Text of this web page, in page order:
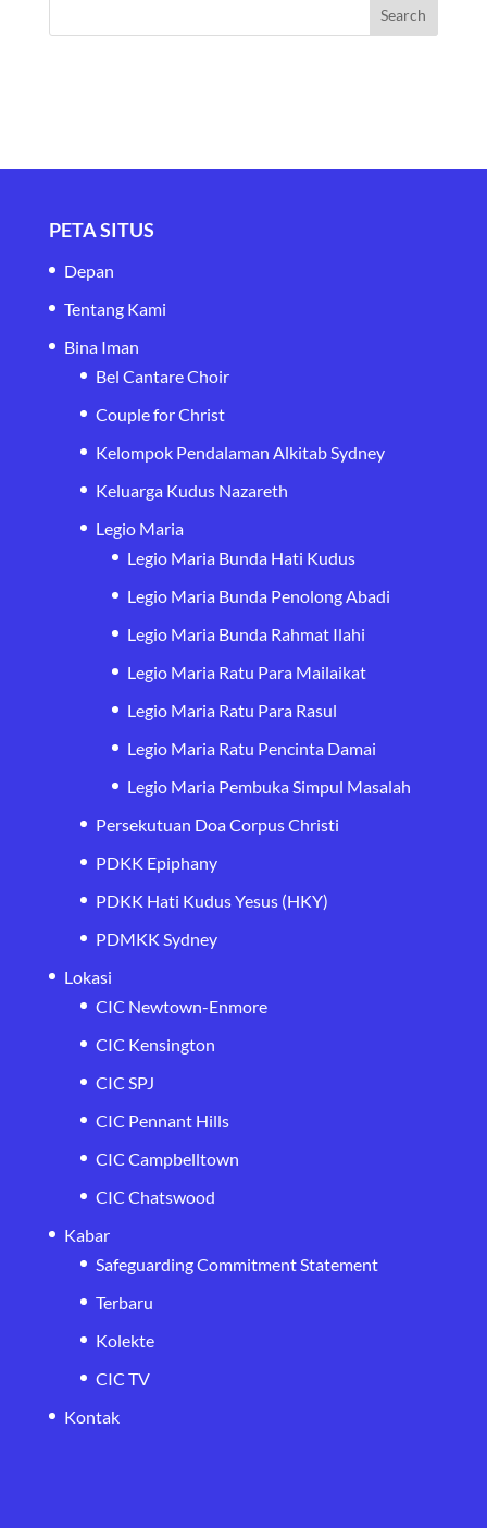
PETA SITUS
Depan
Tentang Kami
Bina Iman
Bel Cantare Choir
Couple for Christ
Kelompok Pendalaman Alkitab Sydney
Keluarga Kudus Nazareth
Legio Maria
Legio Maria Bunda Hati Kudus
Legio Maria Bunda Penolong Abadi
Legio Maria Bunda Rahmat Ilahi
Legio Maria Ratu Para Mailaikat
Legio Maria Ratu Para Rasul
Legio Maria Ratu Pencinta Damai
Legio Maria Pembuka Simpul Masalah
Persekutuan Doa Corpus Christi
PDKK Epiphany
PDKK Hati Kudus Yesus (HKY)
PDMKK Sydney
Lokasi
CIC Newtown-Enmore
CIC Kensington
CIC SPJ
CIC Pennant Hills
CIC Campbelltown
CIC Chatswood
Kabar
Safeguarding Commitment Statement
Terbaru
Kolekte
CIC TV
Kontak